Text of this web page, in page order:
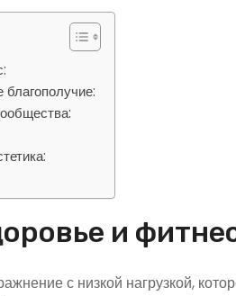
благополучие:
и
с низкой нагрузкой,